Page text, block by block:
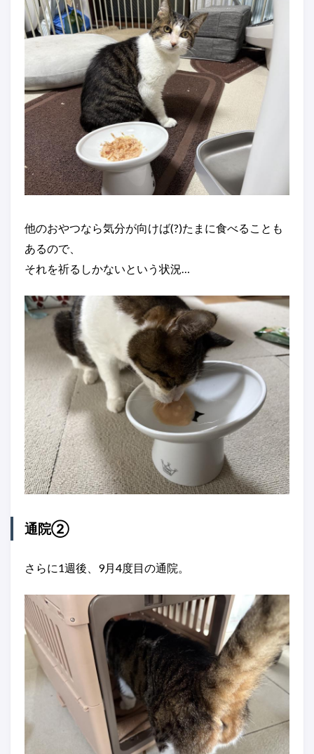
他のおやつなら気分が向けば(?)たまに食べることも
あるので、
それを祈るしかないという状況…
通院②
さらに1週後、9月4度目の通院。